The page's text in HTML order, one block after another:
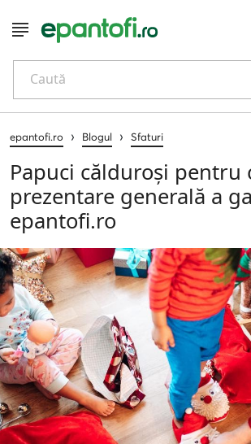
Caută
epantofi.ro › Blogul › Sfaturi
Papuci călduroși pentru
prezentare generală a
epantofi.ro